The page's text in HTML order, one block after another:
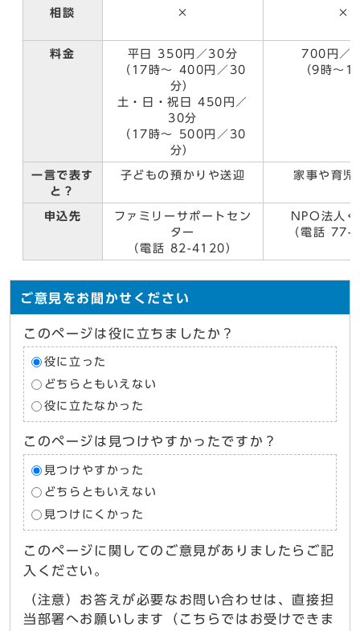
相談 × ×
料金
平日 350円／30分
（17時～ 400円／30
分）
土・日・祝日 450円／
30分
（17時～ 500円／30
分）
700円／
（9時～
一言で表す
と？
子どもの預かりや送迎 家事や育児
申込先
ファミリーサポートセン
ター
（電話 82-4120）
NPO法人
（電話 77-
ご意見をお聞かせください
このページは役に立ちましたか？
役に立った
どちらともいえない
役に立たなかった
このページは見つけやすかったですか？
見つけやすかった
どちらともいえない
見つけにくかった
このページに関してのご意見がありましたらご記
入ください。
（注意）お答えが必要なお問い合わせは、直接担
当部署へお願いします（こちらではお受けできま